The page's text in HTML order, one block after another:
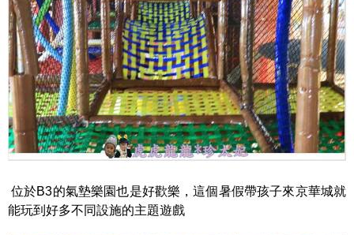
位於B3的氣墊樂園也是好歡樂，這個暑假帶孩子來京華城就
能玩到好多不同設施的主題遊戲